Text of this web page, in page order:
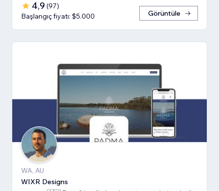
4,9 (97)
Başlangıç fiyatı: $5.000
Görüntüle
WA, AU
WIXR Designs